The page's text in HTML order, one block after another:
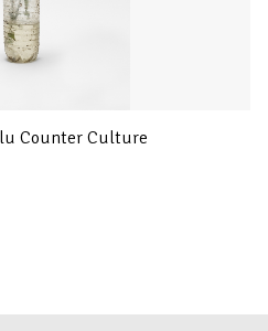
Counter Culture